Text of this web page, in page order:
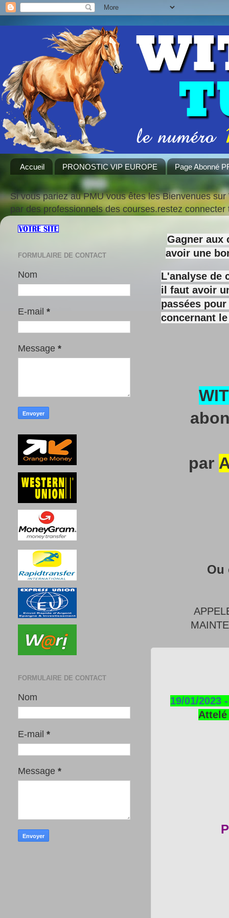
Accueil PRONOSTIC VIP EUROPE Page Abonné
Si vous pariez au PMU vous êtes les Bienvenues
par des professionnels des courses.restez
Gagner aux
avoir une
L'analyse de
il faut avoir
passées
concernant
par
Ou
19/01/2023
Attelé
FORMULAIRE DE CONTACT
Nom
E-mail *
Message *
FORMULAIRE DE CONTACT
Nom
E-mail *
Message *